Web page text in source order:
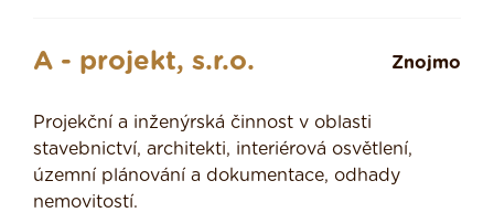
A - projekt, s.r.o. Znojmo
Projekční a inženýrská činnost v oblasti
stavebnictví, architekti, interiérová osvětlení,
územní plánování a dokumentace, odhady
nemovitostí.